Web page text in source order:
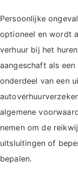
Persoonlijke
optioneel en wordt
verhuur bij het
aangeschaft als
onderdeel van een
algemene
nemen om de
uitsluitingen of
bepalen.